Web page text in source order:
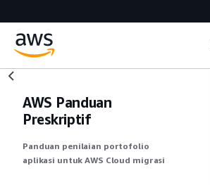
AWS Panduan
Preskriptif
Panduan penilaian portofolio
aplikasi untuk AWS Cloud migrasi